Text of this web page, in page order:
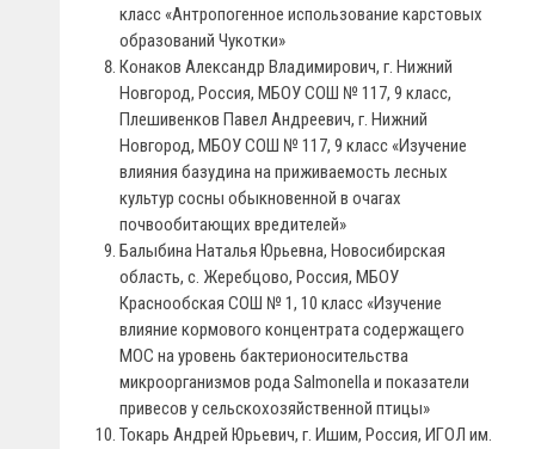
класс «Антропогенное использование карстовых
образований Чукотки»
Конаков Александр Владимирович, г. Нижний
Новгород, Россия, МБОУ СОШ № 117, 9 класс,
Плешивенков Павел Андреевич, г. Нижний
Новгород, МБОУ СОШ № 117, 9 класс «Изучение
влияния базудина на приживаемость лесных
культур сосны обыкновенной в очагах
почвообитающих вредителей»
Балыбина Наталья Юрьевна, Новосибирская
область, с. Жеребцово, Россия, МБОУ
Краснообская СОШ № 1, 10 класс «Изучение
влияние кормового концентрата содержащего
МОС на уровень бактерионосительства
микроорганизмов рода Salmonella и показатели
привесов у сельскохозяйственной птицы»
Токарь Андрей Юрьевич, г. Ишим, Россия, ИГОЛ им.